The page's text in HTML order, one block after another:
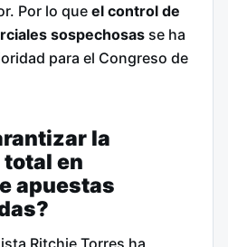
Por lo que el control de
sospechosas se ha
para el Congreso de
la
en
apuestas